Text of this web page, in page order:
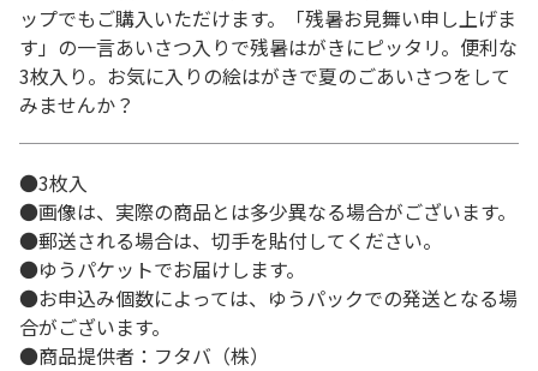
ップでもご購入いただけます。「残暑お見舞い申し上げま
す」の一言あいさつ入りで残暑はがきにピッタリ。便利な
3枚入り。お気に入りの絵はがきで夏のごあいさつをして
みませんか？
●3枚入
●画像は、実際の商品とは多少異なる場合がございます。
●郵送される場合は、切手を貼付してください。
●ゆうパケットでお届けします。
●お申込み個数によっては、ゆうパックでの発送となる場
合がございます。
●商品提供者：フタバ（株）